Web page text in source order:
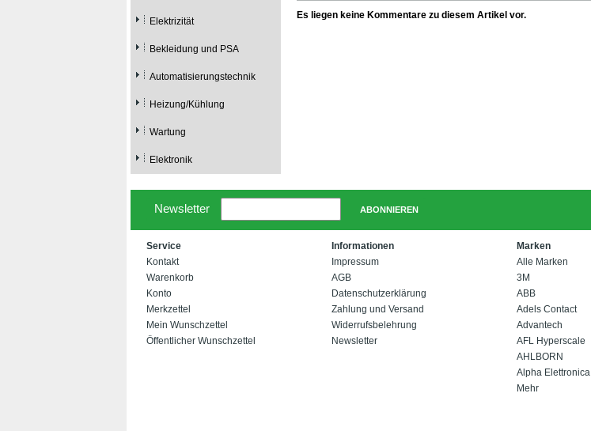
Elektrizität
Bekleidung und PSA
Automatisierungstechnik
Heizung/Kühlung
Wartung
Elektronik
Es liegen keine Kommentare zu diesem Artikel vor.
Newsletter ABONNIEREN
Service
Kontakt
Warenkorb
Konto
Merkzettel
Mein Wunschzettel
Öffentlicher Wunschzettel
Informationen
Impressum
AGB
Datenschutzerklärung
Zahlung und Versand
Widerrufsbelehrung
Newsletter
Marken
Alle Marken
3M
ABB
Adels Contact
Advantech
AFL Hyperscale
AHLBORN
Alpha Elettronica
Mehr